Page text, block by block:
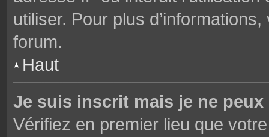
utiliser. Pour plus
forum.
Haut
Je suis inscrit mais je ne
Vérifiez en premier lieu que